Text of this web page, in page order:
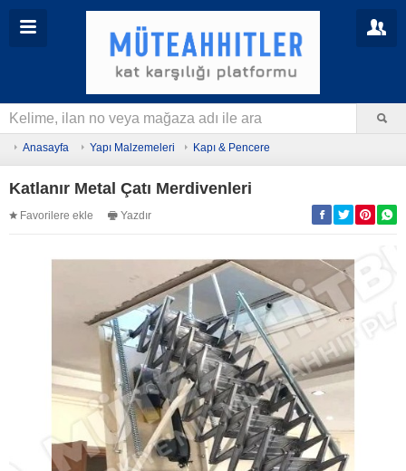
Anasayfa Yapı Malzemeleri Kapı & Pencere
Katlanır Metal Çatı Merdivenleri
Favorilere ekle Yazdır